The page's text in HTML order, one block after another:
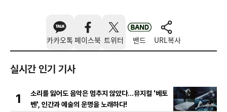
카카오톡 페이스북 트위터 밴드 URL복사
실시간 인기 기사
1
소리를 잃어도 음악은 멈추지 않았다…뮤지컬 '베토
벤', 인간과 예술의 운명을 노래하다!